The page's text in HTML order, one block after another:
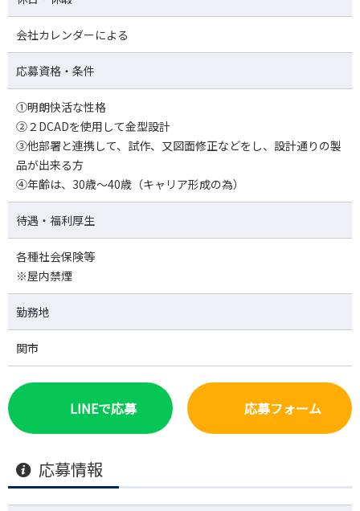
会社カレンダーによる
応募資格・条件
①明朗快活な性格
②２DCADを使用して金型設計
③他部署と連携して、試作、又図面修正などをし、設計通りの製
品が出来る方
④年齢は、30歳～40歳（キャリア形成の為）
待遇・福利厚生
各種社会保険等
※屋内禁煙
勤務地
関市
LINEで応募 応募フォーム
応募情報